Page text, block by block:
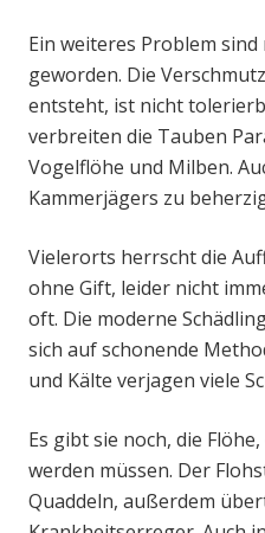
Ein weiteres Problem
geworden. Die
entsteht, ist nicht
verbreiten die Tauben
Vogelflöhe und Milben.
Kammerjägers zu
Vielerorts herrscht die
ohne Gift, leider nicht
oft. Die moderne
sich auf schonende
und Kälte verjagen viele
Es gibt sie noch, die
werden müssen. Der
Quaddeln, außerdem